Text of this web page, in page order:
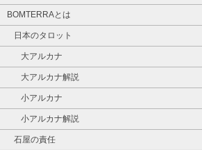
BOMTERRAとは
日本のタロット
大アルカナ
大アルカナ解説
小アルカナ
小アルカナ解説
石屋の責任